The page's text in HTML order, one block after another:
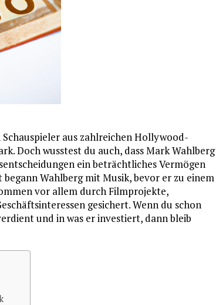
aus zahlreichen Hollywood-
Doch wusstest du auch, dass Mark Wahlberg
ein beträchtliches Vermögen
Wahlberg mit Musik, bevor er zu einem
vor allem durch Filmprojekte,
gesichert. Wenn du schon
und in was er investiert, dann bleib